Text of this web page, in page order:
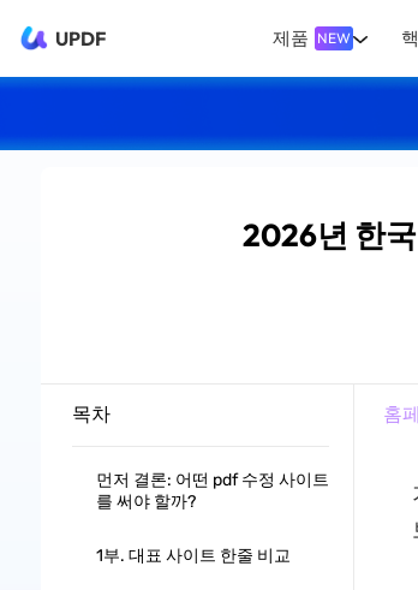
UPDF 제품 NEW
2026년 한
목차
먼저 결론: 어떤 pdf 수정 사이트
를 써야 할까?
1부. 대표 사이트 한줄 비교
홈